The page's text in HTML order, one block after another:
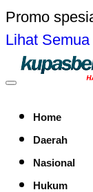
Promo
Lihat Semua
Home
Daerah
Nasional
Hukum